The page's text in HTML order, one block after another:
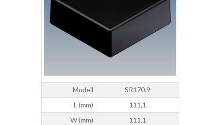
Modell
SR170.9
L (mm)
111,1
W (mm)
111,1